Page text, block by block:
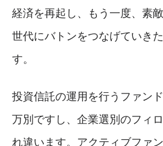
経済を再起し、もう一度、素
世代にバトンをつなげていき
す。
投資信託の運用を行うファン
万別ですし、企業選別のフィ
れ違います。アクティブファ